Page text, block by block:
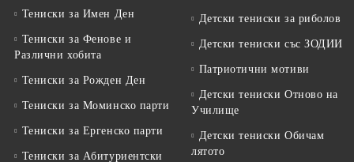
Тениски за Имен Ден
Тениски за Фенове и
Различни хобита
Тениски за Рожден Ден
Тениски за Mоминско парти
Тениски за Eргенско парти
Тениски за Aбитуриентски
Детски тениски за риболов
Детски тениски със ЗОДИИ
Патриотични мотиви
Детски тениски Отново на
Училище
Детски тениски Обичам
лятото